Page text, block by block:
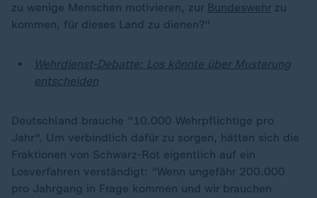
zu wenige Menschen motivieren, zur Bundeswehr zu
kommen, für dieses Land zu dienen?"
Wehrdienst-Debatte: Los könnte über Musterung
entscheiden
Deutschland brauche "10.000 Wehrpflichtige pro
Jahr". Um verbindlich dafür zu sorgen, hätten sich die
Fraktionen von Schwarz-Rot eigentlich auf ein
Losverfahren verständigt: "Wenn ungefähr 200.000
pro Jahrgang in Frage kommen und wir brauchen